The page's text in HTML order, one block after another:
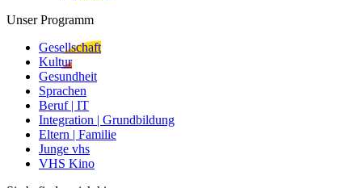
Unser Programm
Gesellschaft
Kultur
Gesundheit
Sprachen
Beruf | IT
Integration | Grundbildung
Eltern | Familie
Junge vhs
VHS Kino